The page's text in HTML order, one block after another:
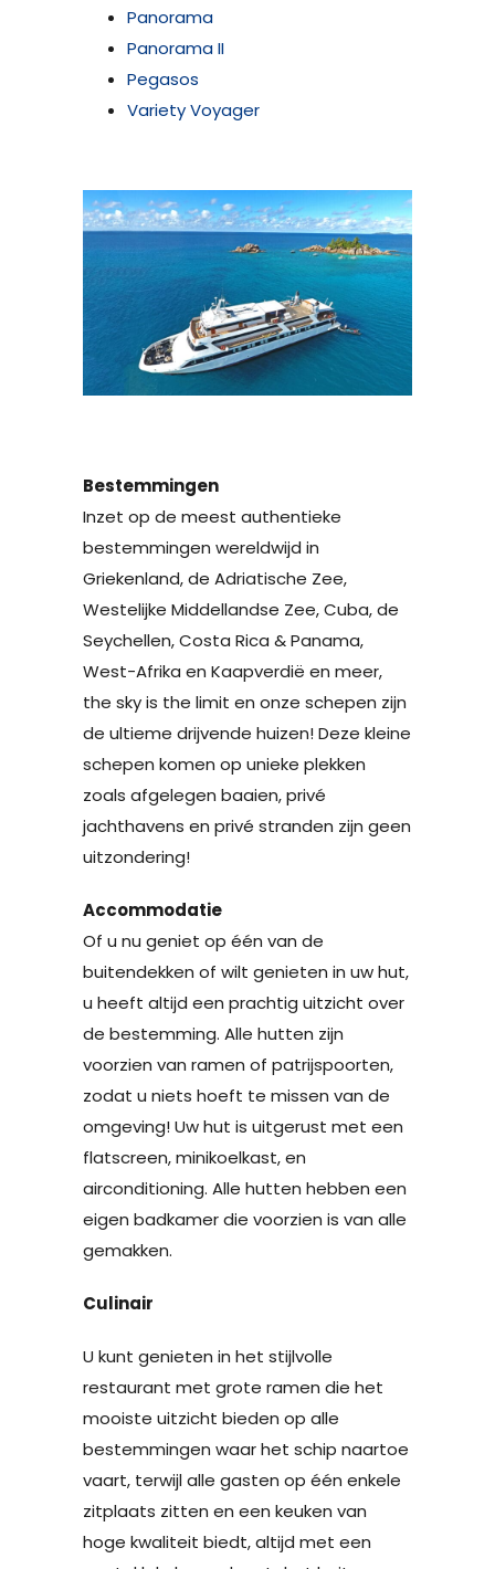
Panorama
Panorama II
Pegasos
Variety Voyager
Bestemmingen
Inzet op de meest authentieke
bestemmingen wereldwijd in
Griekenland, de Adriatische Zee,
Westelijke Middellandse Zee, Cuba, de
Seychellen, Costa Rica & Panama,
West-Afrika en Kaapverdië en meer,
the sky is the limit en onze schepen zijn
de ultieme drijvende huizen! Deze kleine
schepen komen op unieke plekken
zoals afgelegen baaien, privé
jachthavens en privé stranden zijn geen
uitzondering!
Accommodatie
Of u nu geniet op één van de
buitendekken of wilt genieten in uw hut,
u heeft altijd een prachtig uitzicht over
de bestemming. Alle hutten zijn
voorzien van ramen of patrijspoorten,
zodat u niets hoeft te missen van de
omgeving! Uw hut is uitgerust met een
flatscreen, minikoelkast, en
airconditioning. Alle hutten hebben een
eigen badkamer die voorzien is van alle
gemakken.
Culinair
U kunt genieten in het stijlvolle
restaurant met grote ramen die het
mooiste uitzicht bieden op alle
bestemmingen waar het schip naartoe
vaart, terwijl alle gasten op één enkele
zitplaats zitten en een keuken van
hoge kwaliteit biedt, altijd met een